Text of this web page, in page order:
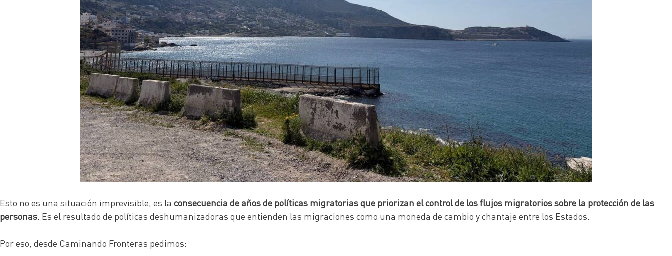
Esto no es una situación imprevisible, es la consecuencia de años de políticas migratorias que priorizan el control de los flujos migratorios sobre la protección de las
personas. Es el resultado de políticas deshumanizadoras que entienden las migraciones como una moneda de cambio y chantaje entre los Estados.
Por eso, desde Caminando Fronteras pedimos: